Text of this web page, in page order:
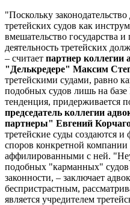
"Поскольку
третейских судов как
вмешательство государства
деятельность третейских
– считает партнер коллегии
"Делькредере" Максим
третейскими судами, равно
подобных судов лишь на
тенденция, придерживается
председатель коллегии
партнеры" Евгений
третейские суды создаются
споров конкретной компании
аффилированными с ней.
подобных "карманных"
законности, – заключает
беспристрастным,
является учредителем